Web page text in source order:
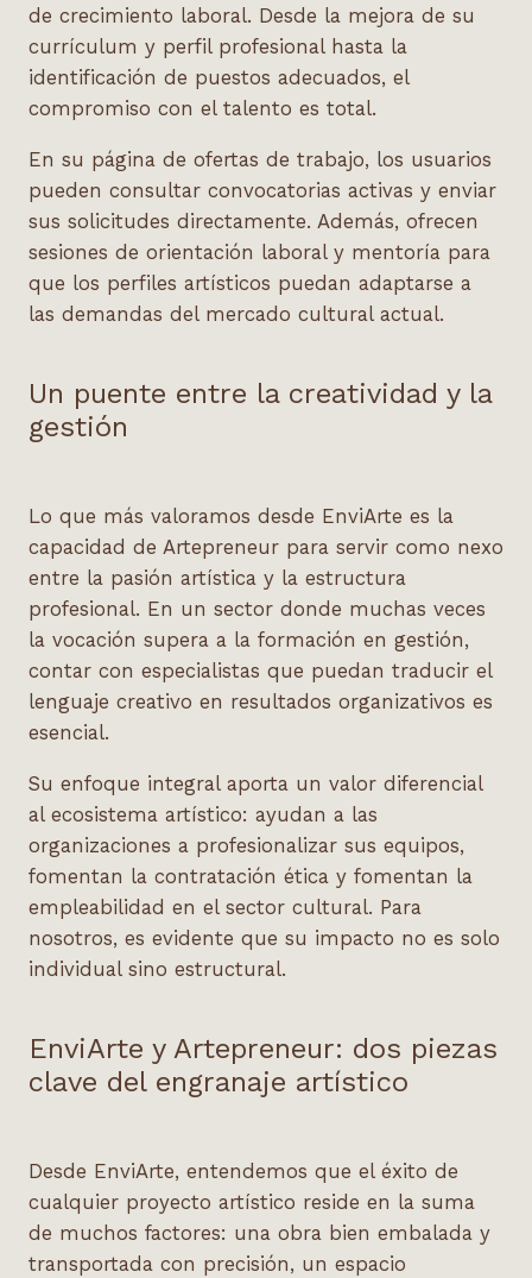
de crecimiento laboral. Desde la mejora de su
currículum y perfil profesional hasta la
identificación de puestos adecuados, el
compromiso con el talento es total.
En su página de ofertas de trabajo, los usuarios
pueden consultar convocatorias activas y enviar
sus solicitudes directamente. Además, ofrecen
sesiones de orientación laboral y mentoría para
que los perfiles artísticos puedan adaptarse a
las demandas del mercado cultural actual.
Un puente entre la creatividad y la
gestión
Lo que más valoramos desde EnviArte es la
capacidad de Artepreneur para servir como nexo
entre la pasión artística y la estructura
profesional. En un sector donde muchas veces
la vocación supera a la formación en gestión,
contar con especialistas que puedan traducir el
lenguaje creativo en resultados organizativos es
esencial.
Su enfoque integral aporta un valor diferencial
al ecosistema artístico: ayudan a las
organizaciones a profesionalizar sus equipos,
fomentan la contratación ética y fomentan la
empleabilidad en el sector cultural. Para
nosotros, es evidente que su impacto no es solo
individual sino estructural.
EnviArte y Artepreneur: dos piezas
clave del engranaje artístico
Desde EnviArte, entendemos que el éxito de
cualquier proyecto artístico reside en la suma
de muchos factores: una obra bien embalada y
transportada con precisión, un espacio